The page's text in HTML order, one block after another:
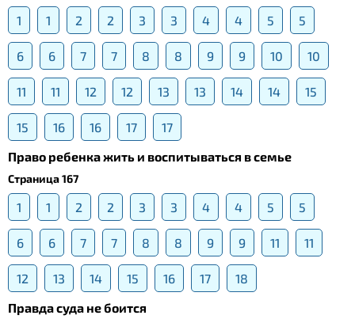
1 1 2 2 3 3 4 4 5 5
6 6 7 7 8 8 9 9 10 10
11 11 12 12 13 13 14 14 15
15 16 16 17
17
Право ребенка жить и воспитываться в семье
Страница 167
1 1 2 2 3 3 4 4 5 5
6 6 7 7 8 8 9 9 11 11
12 13 14 15 16 17
18
Правда суда не боится